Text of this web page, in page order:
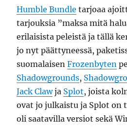
Humble Bundle tarjoaa
tarjouksia ”maksa mitä
erilaisista peleistä ja tällä
jo nyt päättyneessä,
suomalaisenFrozenbyten
Shadowgrounds,
Jack Clawja Splot, joista
ovat jo julkaistu ja Splot on
oli saatavilla versiot sekä